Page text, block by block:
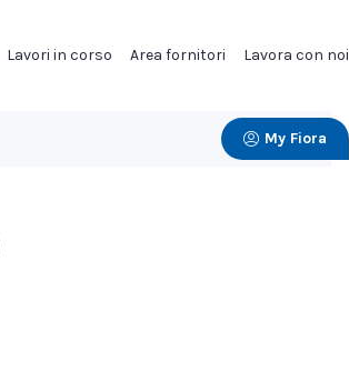
Lavori in corso Area fornitori Lavora con noi
My Fiora